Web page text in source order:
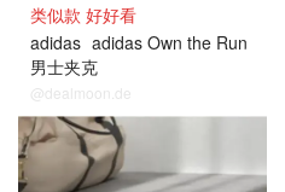
类似款 好好看
adidas adidas Own the Run
男士夹克
@dealmoon.de